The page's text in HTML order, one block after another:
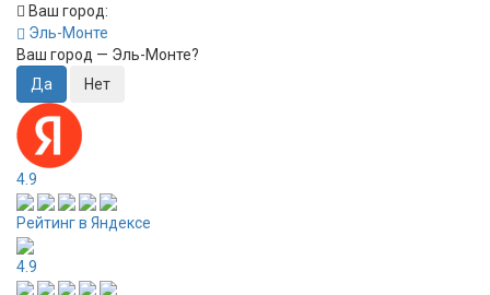
Ваш город:
Эль-Монте
Ваш город — Эль-Монте?
4.9
Рейтинг в Яндексе
4.9